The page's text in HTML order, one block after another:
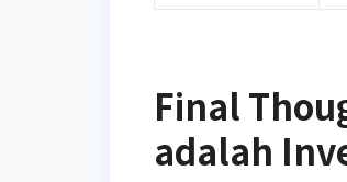
Final
adalah